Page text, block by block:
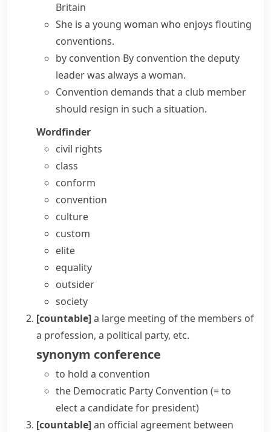
Britain
She is a young woman who enjoys flouting
conventions.
by convention By convention the deputy
leader was always a woman.
Convention demands that a club member
should resign in such a situation.
Wordfinder
civil rights
class
conform
convention
culture
custom
elite
equality
outsider
society
[countable]a large meeting of the members of
a profession, a political party, etc.
synonym conference
to hold a convention
the Democratic Party Convention (= to
elect a candidate for president)
[countable]an official agreement between